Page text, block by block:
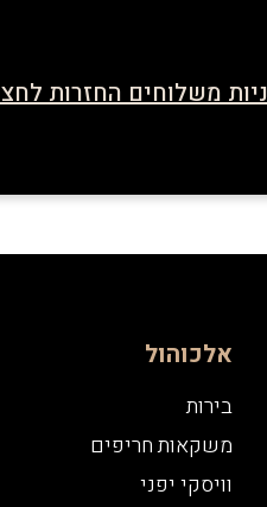
משלוחים החזרות
אלכוהול
בירות
משקאות חריפים
וויסקי יפני